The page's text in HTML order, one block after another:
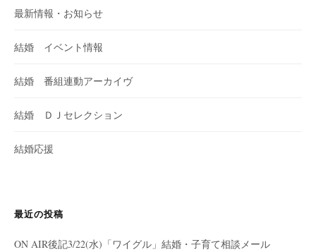
最新情報・お知らせ
結婚 イベント情報
結婚 番組連動アーカイヴ
結婚 ＤＪセレクション
結婚応援
最近の投稿
ON AIR後記3/22(水)「ワイグル」結婚・子育て相談メール